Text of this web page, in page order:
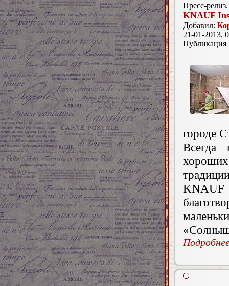
Пресс-релиз.
KNAUF
Добавил:
21-01-2013,
городе
Всегда